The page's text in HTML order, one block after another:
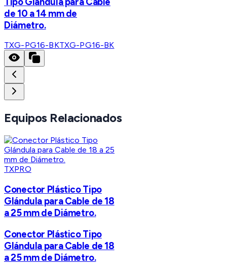
de 10 a 14 mm de
Diámetro.
TXG-PG16-BKTXG-PG16-BK
Equipos Relacionados
TXPRO
Conector Plástico Tipo
Glándula para Cable de 18
a 25 mm de Diámetro.
Conector Plástico Tipo
Glándula para Cable de 18
a 25 mm de Diámetro.